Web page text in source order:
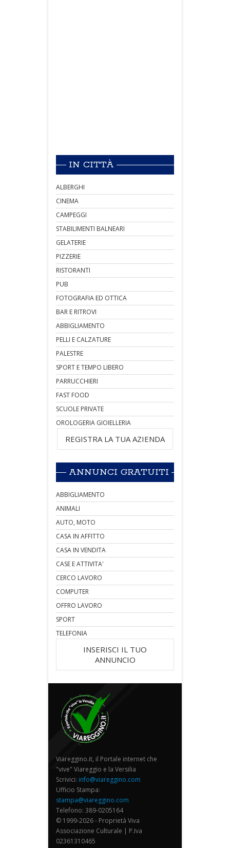
IN CITTÀ
ALBERGHI
CINEMA
CAMPEGGI
STABILIMENTI BALNEARI
GELATERIE
PIZZERIE
RISTORANTI
PUB
FOTOGRAFIA ED OTTICA
BAR E RITROVI
ABBIGLIAMENTO
PELLI E CALZATURE
PALESTRE
SPORT E TEMPO LIBERO
PARRUCCHIERI
FAST FOOD
SCUOLE PRIVATE
OROLOGERIA GIOIELLERIA
REGISTRA LA TUA AZIENDA
ANNUNCI GRATUITI
ABBIGLIAMENTO
ANIMALI
AUTO, MOTO
CASA IN AFFITTO
CASA IN VENDITA
CASE E ATTIVITA'
CERCO LAVORO
COMPUTER
OFFRO LAVORO
SPORT
TELEFONIA
INSERISCI IL TUO
ANNUNCIO
Viareggino.it, il Portale internet che
"vive" Viareggio e la Versilia
Scrivici: info@viareggino.com
Ufficio Stampa:
stampa@viareggino.com
Telefono: 389-0205164
© 1999-2026 - Proprietà Viva
Associazione Culturale | P.Iva
02361310465